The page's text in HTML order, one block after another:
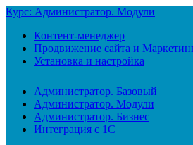
Курс: Администратор. Модули
Контент-менеджер
Продвижение сайта и
Установка и настройка
Администратор. Базовый
Администратор. Модули
Администратор. Бизнес
Интеграция с 1С